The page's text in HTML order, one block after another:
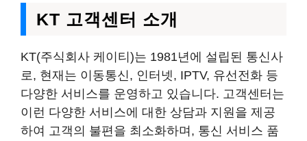
KT 고객센터 소개
KT(주식회사 케이티)는 1981년에 설립된 통신사
로, 현재는 이동통신, 인터넷, IPTV, 유선전화 등
다양한 서비스를 운영하고 있습니다. 고객센터는
이런 다양한 서비스에 대한 상담과 지원을 제공
하여 고객의 불편을 최소화하며, 통신 서비스 품